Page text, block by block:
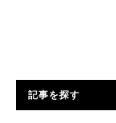
記事を探す